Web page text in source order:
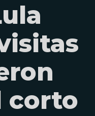
corto